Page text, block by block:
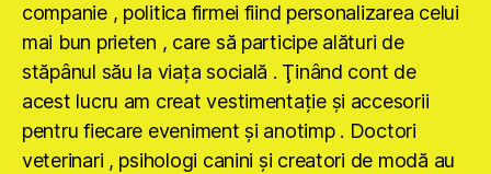
companie , politica firmei fiind personalizarea celui
mai bun prieten , care să participe alături de
stăpânul său la viaţa socială . Ţinând cont de
acest lucru am creat vestimentaţie şi accesorii
pentru fiecare eveniment şi anotimp . Doctori
veterinari , psihologi canini şi creatori de modă au